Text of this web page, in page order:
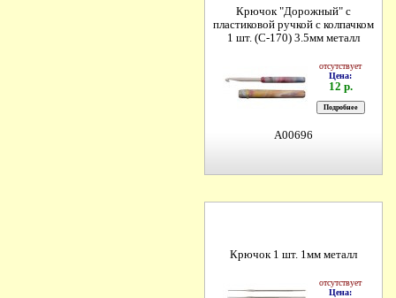
Крючок "Дорожный" с
пластиковой ручкой с колпачком
1 шт. (С-170) 3.5мм металл
отсутствует
Цена:
12 р.
A00696
Крючок 1 шт. 1мм металл
отсутствует
Цена: